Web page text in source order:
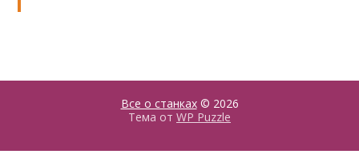
Все о станках© 2026
Тема от WP Puzzle